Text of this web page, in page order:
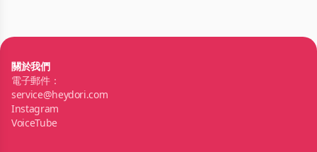
關於我們
電子郵件：
service@heydori.com
Instagram
VoiceTube